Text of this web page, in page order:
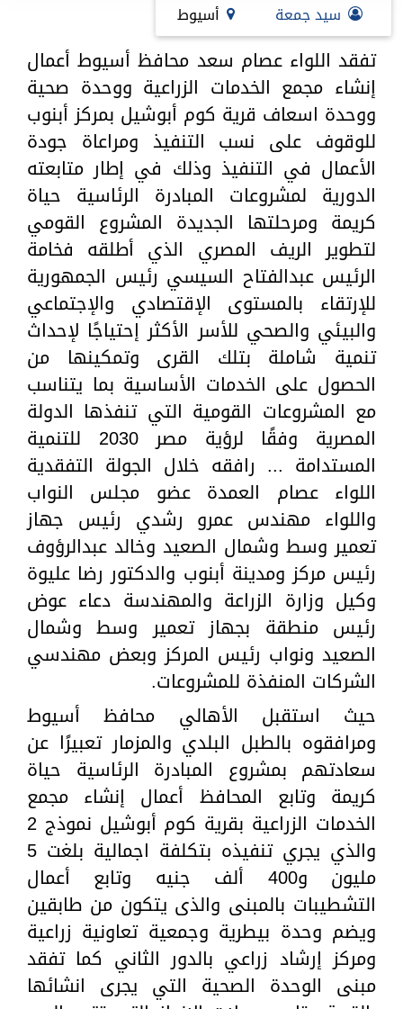
سيد جمعة أسيوط
تفقد اللواء عصام سعد محافظ أسيوط أعمال
إنشاء مجمع الخدمات الزراعية ووحدة صحية
ووحدة اسعاف قرية كوم أبوشيل بمركز أبنوب
للوقوف على نسب التنفيذ ومراعاة جودة
الأعمال في التنفيذ وذلك في إطار متابعته
الدورية لمشروعات المبادرة الرئاسية حياة
كريمة ومرحلتها الجديدة المشروع القومي
لتطوير الريف المصري الذي أطلقه فخامة
الرئيس عبدالفتاح السيسي رئيس الجمهورية
للإرتقاء بالمستوى الإقتصادي والإجتماعي
والبيئي والصحي للأسر الأكثر إحتياجًا لإحداث
تنمية شاملة بتلك القرى وتمكينها من
الحصول على الخدمات الأساسية بما يتناسب
مع المشروعات القومية التي تنفذها الدولة
المصرية وفقًا لرؤية مصر 2030 للتنمية
المستدامة ... رافقه خلال الجولة التفقدية
اللواء عصام العمدة عضو مجلس النواب
واللواء مهندس عمرو رشدي رئيس جهاز
تعمير وسط وشمال الصعيد وخالد عبدالرؤوف
رئيس مركز ومدينة أبنوب والدكتور رضا عليوة
وكيل وزارة الزراعة والمهندسة دعاء عوض
رئيس منطقة بجهاز تعمير وسط وشمال
الصعيد ونواب رئيس المركز وبعض مهندسي
الشركات المنفذة للمشروعات.
حيث استقبل الأهالي محافظ أسيوط
ومرافقوه بالطبل البلدي والمزمار تعبيرًا عن
سعادتهم بمشروع المبادرة الرئاسية حياة
كريمة وتابع المحافظ أعمال إنشاء مجمع
الخدمات الزراعية بقرية كوم أبوشيل نموذج 2
والذي يجري تنفيذه بتكلفة اجمالية بلغت 5
مليون و400 ألف جنيه وتابع أعمال
التشطيبات بالمبنى والذى يتكون من طابقين
ويضم وحدة بيطرية وجمعية تعاونية زراعية
ومركز إرشاد زراعي بالدور الثاني كما تفقد
مبنى الوحدة الصحية التي يجرى انشائها